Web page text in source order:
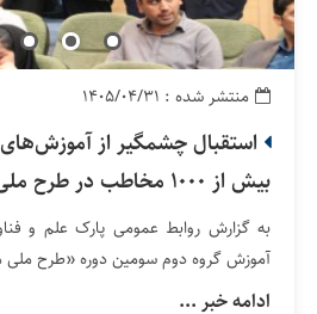
منتشر شده : ۱۴۰۵/۰۴/۳۱
استقبال چشمگیر از
بیش از ۱۰۰۰ مخاطب در طرح ملی مهارت‌...
به گزارش روابط عمومی پارک علم و
آموزش گروه دوم سومین دوره «طرح ملی
ادامه خبر ...